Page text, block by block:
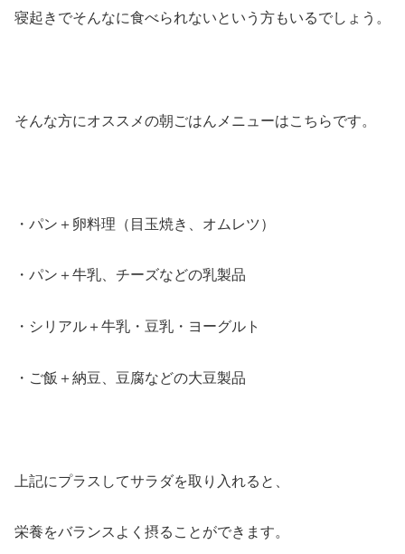
寝起きでそんなに食べられないという方もいるでしょう。
そんな方にオススメの朝ごはんメニューはこちらです。
・パン＋卵料理（目玉焼き、オムレツ）
・パン＋牛乳、チーズなどの乳製品
・シリアル＋牛乳・豆乳・ヨーグルト
・ご飯＋納豆、豆腐などの大豆製品
上記にプラスしてサラダを取り入れると、
栄養をバランスよく摂ることができます。